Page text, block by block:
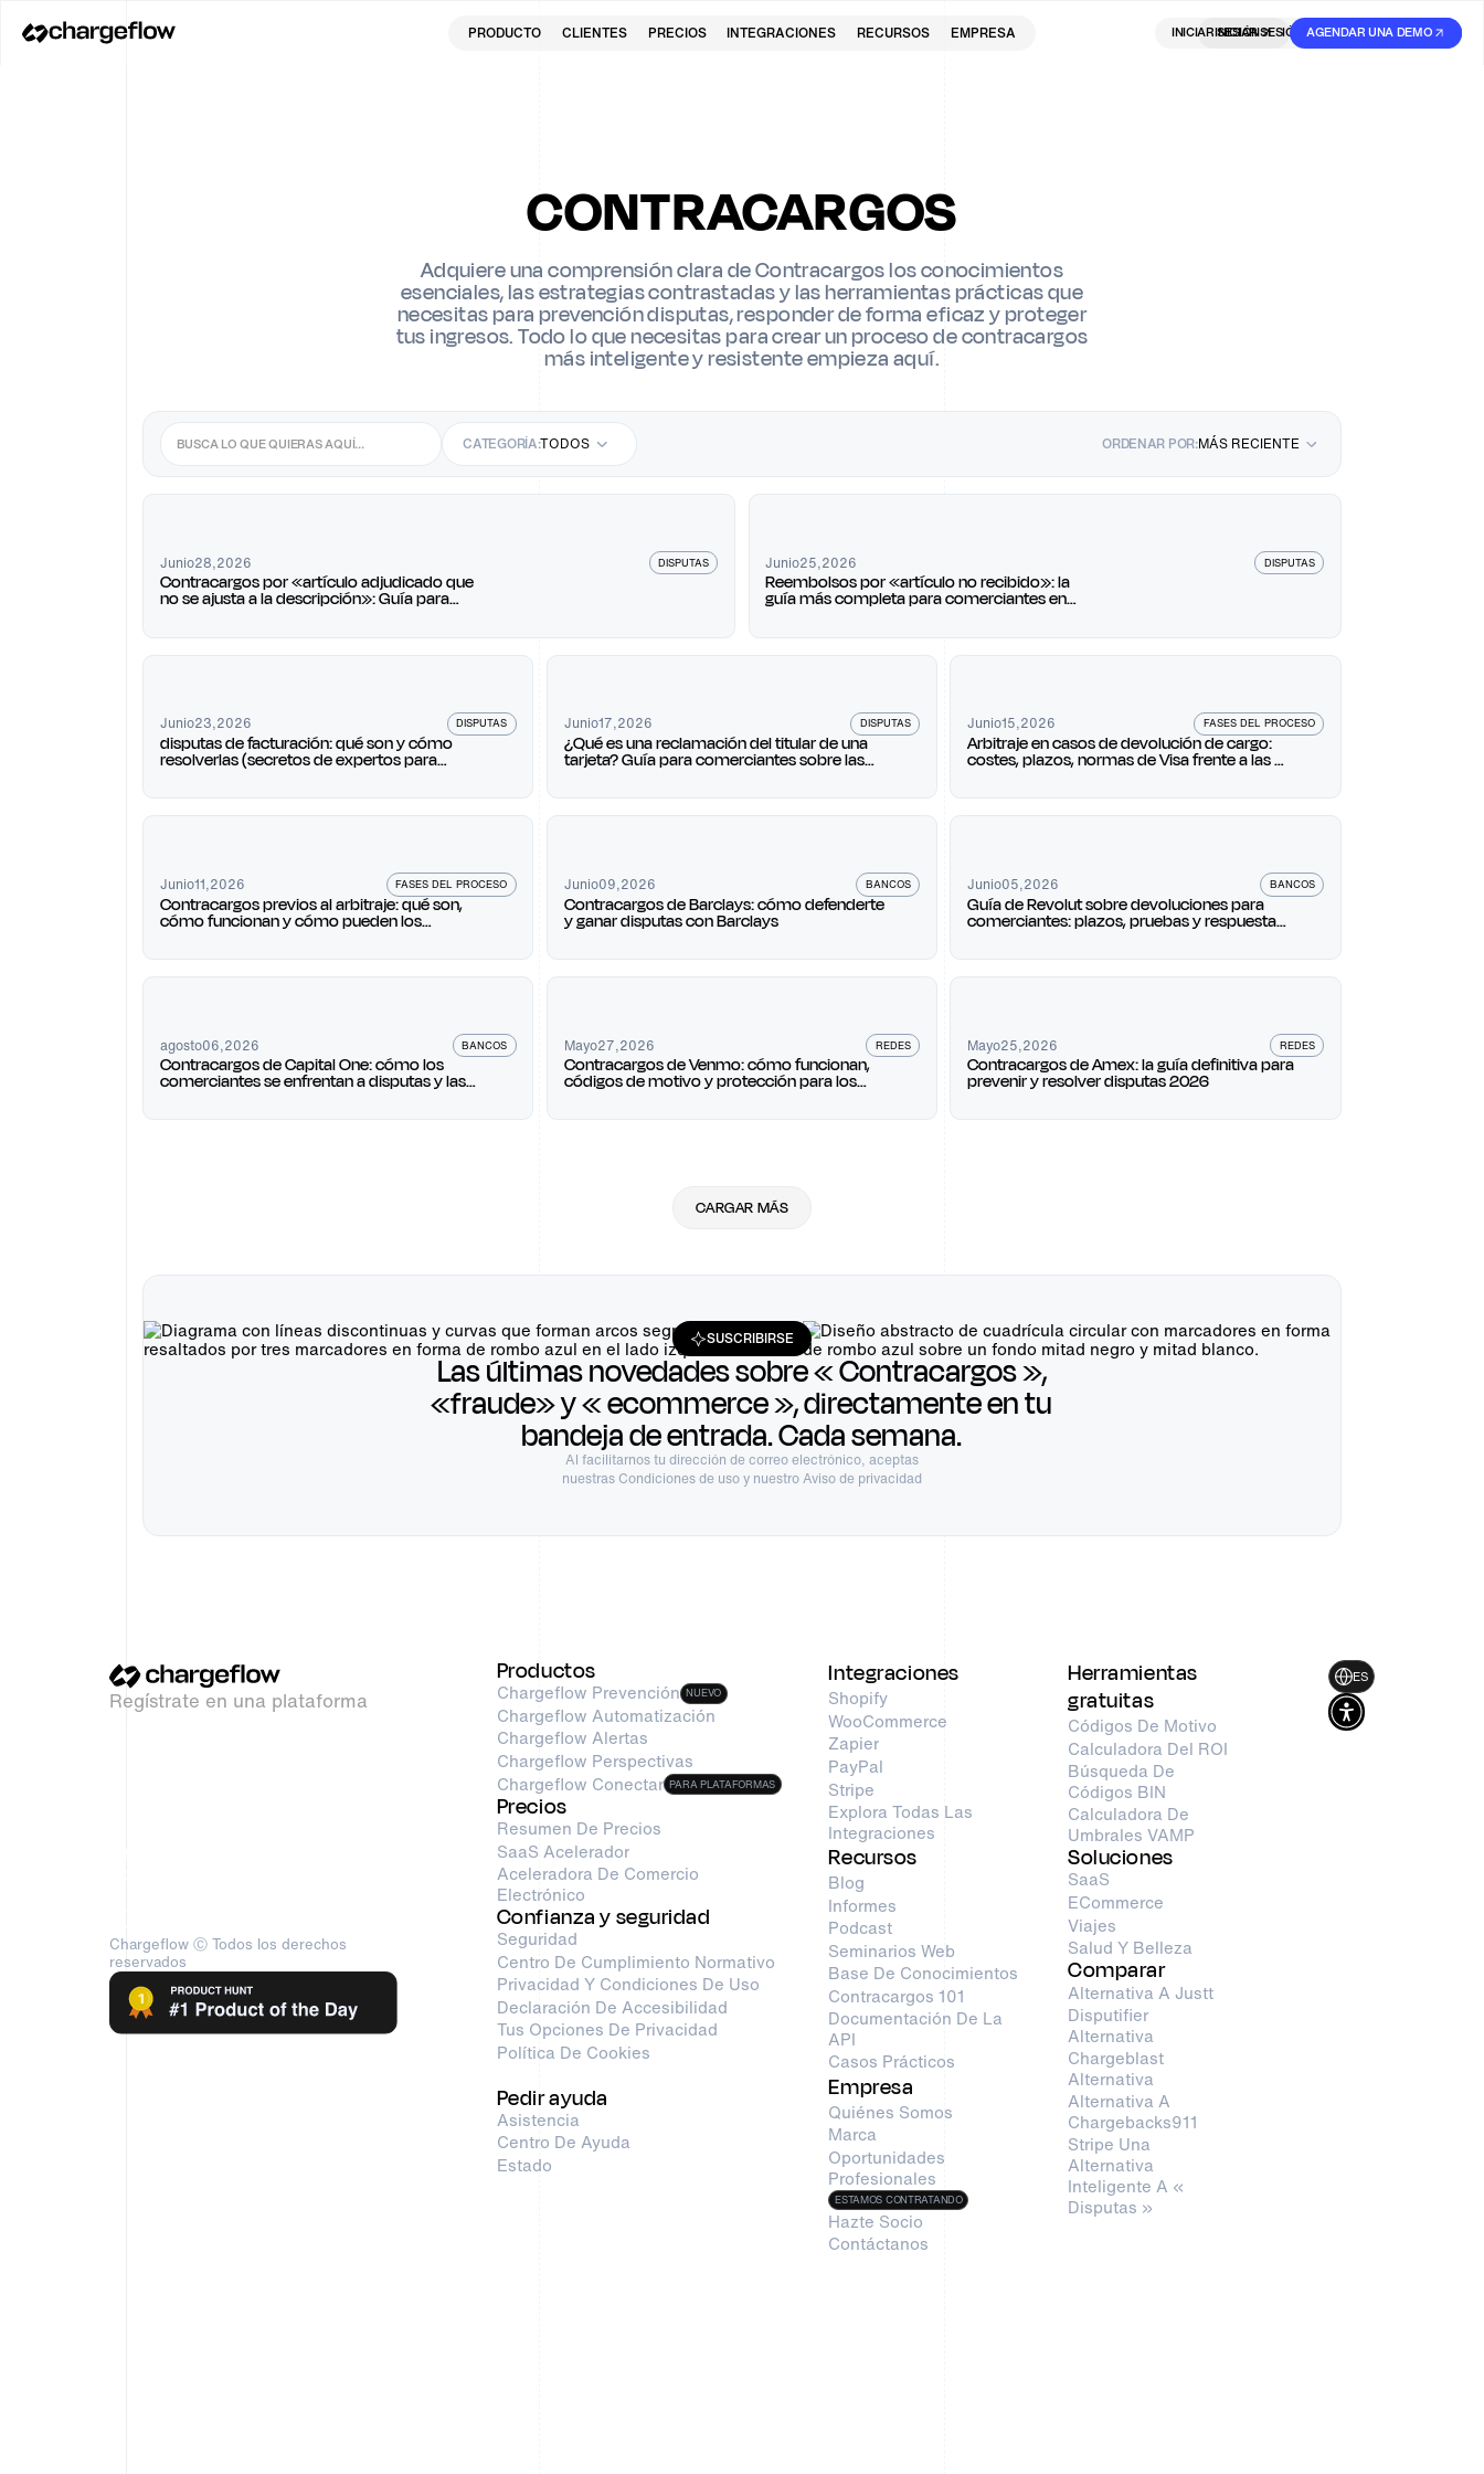
PRODUCTO CLIENTES PRECIOS INTEGRACIONES RECURSOS EMPRESA INICIAR SESIÓN REGISTRARSE
INICIAR SESIÓN AGENDAR UNA DEMO
CONTRACARGOS
Adquiere una comprensión clara de Contracargos los conocimientos
esenciales, las estrategias contrastadas y las herramientas prácticas que
necesitas para prevención disputas, responder de forma eficaz y proteger
tus ingresos. Todo lo que necesitas para crear un proceso de contracargos
más inteligente y resistente empieza aquí.
CATEGORÍA:TODOS ORDENAR POR:MÁS RECIENTE
Junio28,2026 DISPUTAS
Contracargos por «artículo adjudicado que
no se ajusta a la descripción»: Guía para
Junio25,2026 DISPUTAS
Reembolsos por «artículo no recibido»: la
guía más completa para comerciantes en
Junio23,2026 DISPUTAS
disputas de facturación: qué son y cómo
resolverlas (secretos de expertos para
comerciantes)
Junio17,2026 DISPUTAS
¿Qué es una reclamación del titular de una
tarjeta? Guía para comerciantes sobre las
de las reclamaciones de pago
Junio15,2026 FASES DEL PROCESO
Arbitraje en casos de devolución de cargo:
costes, plazos, normas de Visa frente a las de
Junio11,2026 FASES DEL PROCESO
Contracargos previos al arbitraje: qué son,
cómo funcionan y cómo pueden los
Junio09,2026 BANCOS
Contracargos de Barclays: cómo defenderte
y ganar disputas con Barclays
Junio05,2026 BANCOS
Guía de Revolut sobre devoluciones para
comerciantes: plazos, pruebas y respuestas a
agosto06,2026 BANCOS
Contracargos de Capital One: cómo los
comerciantes se enfrentan a disputas y las
Mayo27,2026 REDES
Contracargos de Venmo: cómo funcionan,
códigos de motivo y protección para los
Mayo25,2026 REDES
Contracargos de Amex: la guía definitiva para
prevenir y resolver disputas 2026
CARGAR MÁS
SUSCRIBIRSE
Las últimas novedades sobre « Contracargos »,
«fraude» y « ecommerce », directamente en tu
bandeja de entrada. Cada semana.
Al facilitarnos tu dirección de correo electrónico, aceptas
nuestras Condiciones de usoy nuestro Aviso de privacidad
Regístrate en una plataforma
Chargeflow Ⓒ Todos los derechos
reservados
Productos
Chargeflow Prevención NUEVO
Chargeflow Automatización
Chargeflow Alertas
Chargeflow Perspectivas
Chargeflow Conectar PARA PLATAFORMAS
Precios
Resumen De Precios
SaaS Acelerador
Aceleradora De Comercio
Electrónico
Confianza y seguridad
Seguridad
Centro De Cumplimiento Normativo
Privacidad Y Condiciones De Uso
Declaración De Accesibilidad
Tus Opciones De Privacidad
Política De Cookies
Pedir ayuda
Asistencia
Centro De Ayuda
Estado
Integraciones
Shopify
WooCommerce
Zapier
PayPal
Stripe
Explora Todas Las
Integraciones
Recursos
Blog
Informes
Podcast
Seminarios Web
Base De Conocimientos
Contracargos 101
Documentación De La
API
Casos Prácticos
Empresa
Quiénes Somos
Marca
Oportunidades
Profesionales
ESTAMOS CONTRATANDO
Hazte Socio
Contáctanos
Herramientas
gratuitas
Códigos De Motivo
Calculadora Del ROI
Búsqueda De
Códigos BIN
Calculadora De
Umbrales VAMP
Soluciones
SaaS
ECommerce
Viajes
Salud Y Belleza
Comparar
Alternativa A Justt
Disputifier
Alternativa
Chargeblast
Alternativa
Alternativa A
Chargebacks911
Stripe Una
Alternativa
Inteligente A «
Disputas »
ES